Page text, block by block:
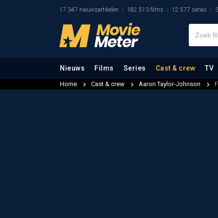
17.347 nieuwsartikelen 182.513 films 12.577 series
Nieuws Films Series Cast & crew TV
Home Cast & crew Aaron Taylor-Johnson